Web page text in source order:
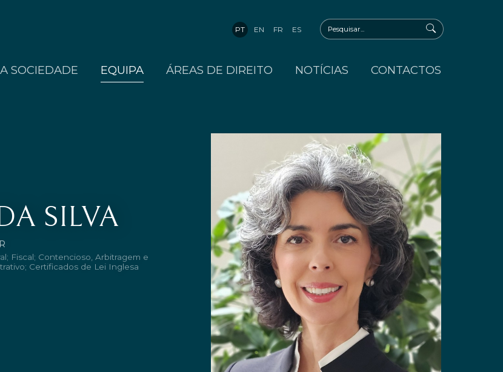
PT EN FR ES
A SOCIEDADE EQUIPA ÁREAS DE DIREITO NOTÍCIAS CONTACTOS
SILVA
Fiscal; Contencioso, Arbitragem e
Certificados de Lei Inglesa